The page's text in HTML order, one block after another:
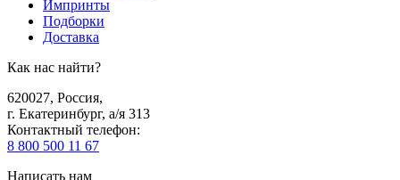
Импринты
Подборки
Доставка
Как нас найти?
620027, Россия,
г. Екатеринбург, а/я 313
Контактный телефон:
8 800 500 11 67
Написать нам